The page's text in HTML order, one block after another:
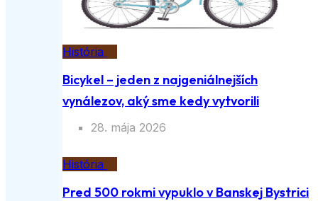
História
Bicykel – jeden z najgeniálnejších
vynálezov, aký sme kedy vytvorili
28. mája 2026
História
Pred 500 rokmi vypuklo v Banskej Bystrici